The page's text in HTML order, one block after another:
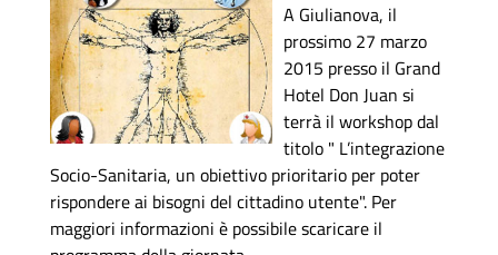
A Giulianova, il
prossimo 27 marzo
2015 presso il Grand
Hotel Don Juan si
terrà il workshop dal
titolo " L’integrazione
Socio-Sanitaria, un obiettivo prioritario per poter
rispondere ai bisogni del cittadino utente". Per
maggiori informazioni è possibile scaricare il